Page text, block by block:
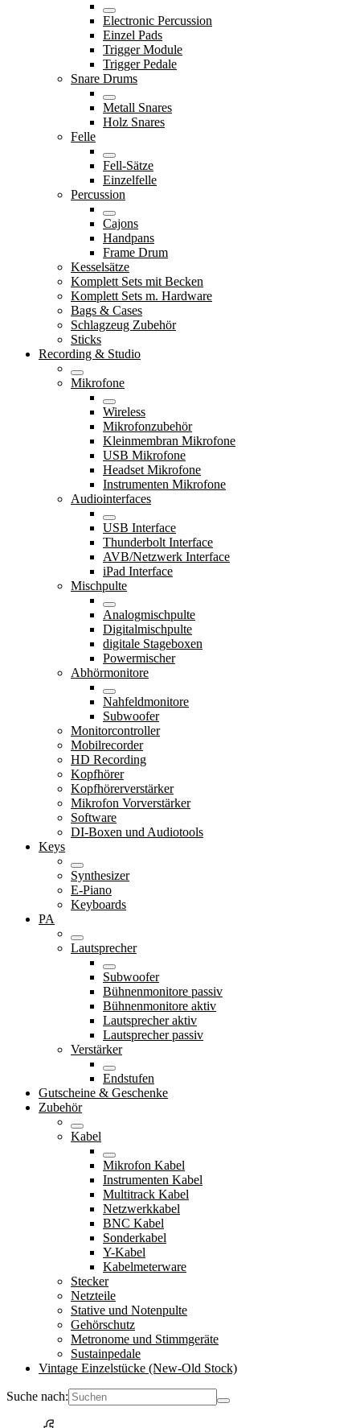
Electronic Percussion
Einzel Pads
Trigger Module
Trigger Pedale
Snare Drums
Metall Snares
Holz Snares
Felle
Fell-Sätze
Einzelfelle
Percussion
Cajons
Handpans
Frame Drum
Kesselsätze
Komplett Sets mit Becken
Komplett Sets m. Hardware
Bags & Cases
Schlagzeug Zubehör
Sticks
Recording & Studio
Mikrofone
Wireless
Mikrofonzubehör
Kleinmembran Mikrofone
USB Mikrofone
Headset Mikrofone
Instrumenten Mikrofone
Audiointerfaces
USB Interface
Thunderbolt Interface
AVB/Netzwerk Interface
iPad Interface
Mischpulte
Analogmischpulte
Digitalmischpulte
digitale Stageboxen
Powermischer
Abhörmonitore
Nahfeldmonitore
Subwoofer
Monitorcontroller
Mobilrecorder
HD Recording
Kopfhörer
Kopfhörerverstärker
Mikrofon Vorverstärker
Software
DI-Boxen und Audiotools
Keys
Synthesizer
E-Piano
Keyboards
PA
Lautsprecher
Subwoofer
Bühnenmonitore passiv
Bühnenmonitore aktiv
Lautsprecher aktiv
Lautsprecher passiv
Verstärker
Endstufen
Gutscheine & Geschenke
Zubehör
Kabel
Mikrofon Kabel
Instrumenten Kabel
Multitrack Kabel
Netzwerkkabel
BNC Kabel
Sonderkabel
Y-Kabel
Kabelmeterware
Stecker
Netzteile
Stative und Notenpulte
Gehörschutz
Metronome und Stimmgeräte
Sustainpedale
Vintage Einzelstücke (New-Old Stock)
Suche nach: